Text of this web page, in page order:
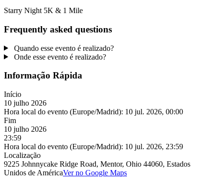
Starry Night 5K & 1 Mile
Frequently asked questions
Quando esse evento é realizado?
Onde esse evento é realizado?
Informação Rápida
Início
10 julho 2026
Hora local do evento (Europe/Madrid): 10 jul. 2026, 00:00
Fim
10 julho 2026
23:59
Hora local do evento (Europe/Madrid): 10 jul. 2026, 23:59
Localização
9225 Johnnycake Ridge Road, Mentor, Ohio 44060, Estados
Unidos de AméricaVer no Google Maps